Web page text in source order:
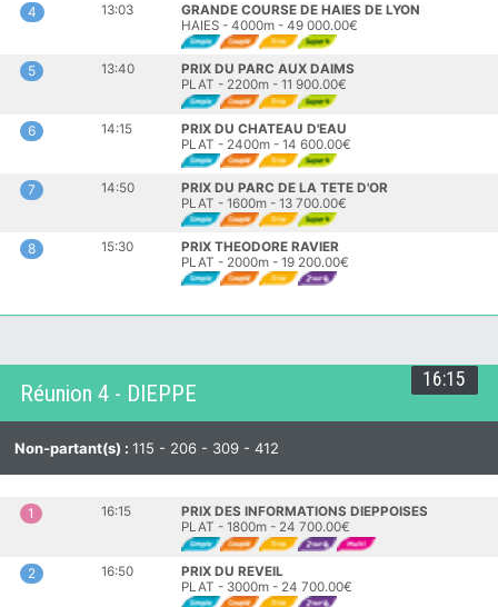
4 13:03
GRANDE COURSE DE HAIES DE LYON
HAIES - 4000m - 49 000.00€
5 13:40
PRIX DU PARC AUX DAIMS
PLAT - 2200m - 11 900.00€
6 14:15
PRIX DU CHATEAU D'EAU
PLAT - 2400m - 14 600.00€
7 14:50
PRIX DU PARC DE LA TETE D'OR
PLAT - 1600m - 13 700.00€
8 15:30
PRIX THEODORE RAVIER
PLAT - 2000m - 19 200.00€
16:15
Réunion 4 - DIEPPE
Non-partant(s) : 115 - 206 - 309 - 412
1 16:15
PRIX DES INFORMATIONS DIEPPOISES
PLAT - 1800m - 24 700.00€
2 16:50
PRIX DU REVEIL
PLAT - 3000m - 24 700.00€